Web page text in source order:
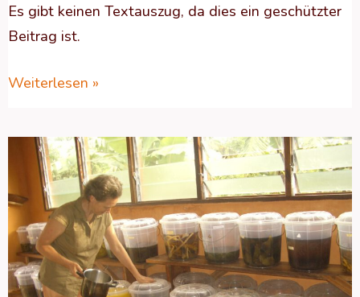
Es gibt keinen Textauszug, da dies ein geschützter
Beitrag ist.
doch
für
anders
:)
Weiterlesen »
Geschützt:
Ein
Leben
in
3
Seiten